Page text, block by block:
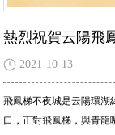
熱烈祝賀云陽飛
2021-10-13
飛鳳梯不夜城是云陽環湖
口，正對飛鳳梯，與青龍